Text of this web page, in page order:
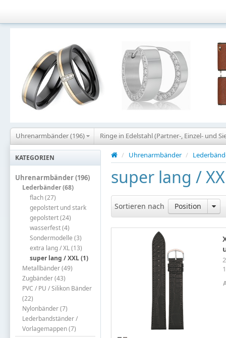
Uhrenarmbänder (196) Ringe in Edelstahl (Partner-, Einzel- und
KATEGORIEN
Uhrenarmbänder (196)
Lederbänder (68)
flach (27)
gepolstert und stark
gepolstert (24)
wasserfest (4)
Sondermodelle (3)
extra lang / XL (13)
super lang / XXL (1)
Metallbänder (49)
Zugbänder (43)
PVC / PU / Silikon Bänder
(22)
Nylonbänder (7)
Lederbandständer /
Vorlagemappen (7)
/ Uhrenarmbänder /
super lang /
Sortieren nach Position